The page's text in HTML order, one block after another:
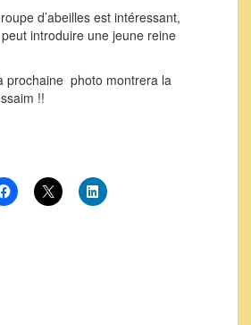
d’abeilles est intéressant,
peut introduire une jeune reine
prochaine photo montrera la
!!